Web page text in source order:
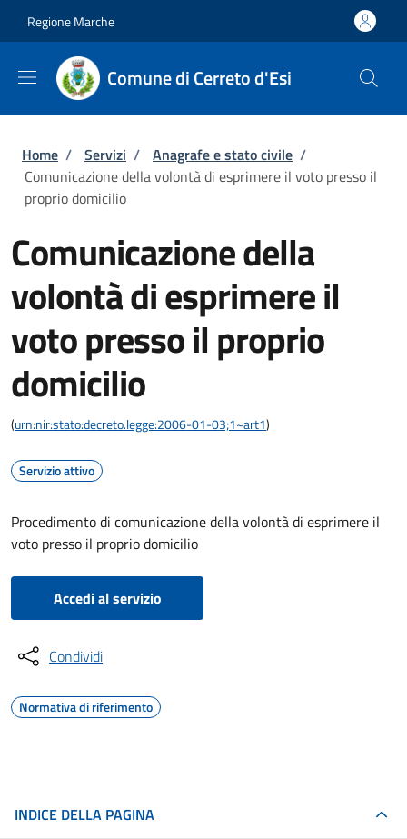
Regione Marche
Comune di Cerreto d'Esi
Briciole di pane
Home / Servizi / Anagrafe e stato civile /
Comunicazione della volontà di esprimere il voto presso il
proprio domicilio
Comunicazione della
volontà di esprimere il
voto presso il proprio
domicilio
(urn:nir:stato:decreto.legge:2006-01-03;1~art1)
Servizio attivo
Procedimento di comunicazione della volontà di esprimere il
voto presso il proprio domicilio
Accedi al servizio
Condividi
Normativa di riferimento
INDICE DELLA PAGINA